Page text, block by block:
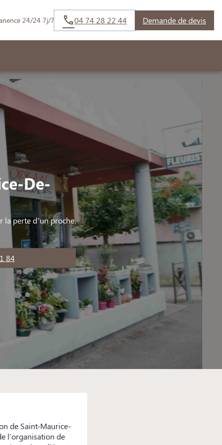
24/24 7j/7 04 74 28 22 44 Demande de devis
De-
la perte d’un proche.
84
de Saint-Maurice-
l'organisation de